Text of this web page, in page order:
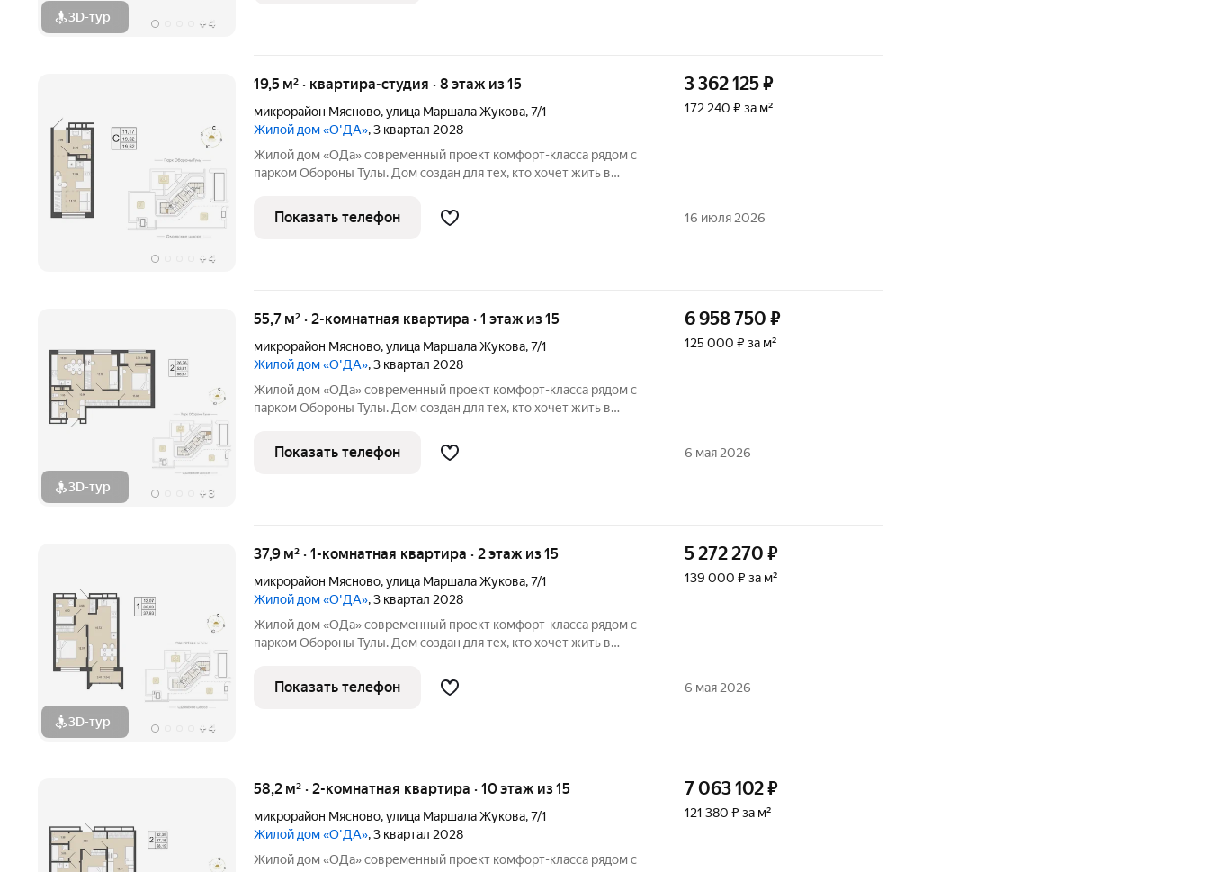
3D-тур + 4
+ 4
19,5 м² · квартира-студия · 8 этаж из 15
микрорайон Мясново,улица Маршала Жукова,7/1
Жилой дом «О'ДА», 3 квартал 2028
Жилой дом «ОДа» современный проект комфорт-класса рядом с
парком Обороны Тулы. Дом создан для тех, кто хочет жить в
центра около 20 минут. Локация и окружение ключевое
преимущество Дом
3 362 125₽
172 240 ₽ за м²
Показать телефон 16 июля 2026
3D-тур + 3
55,7 м² · 2-комнатная квартира · 1 этаж из 15
микрорайон Мясново,улица Маршала Жукова,7/1
Жилой дом «О'ДА», 3 квартал 2028
Жилой дом «ОДа» современный проект комфорт-класса рядом с
парком Обороны Тулы. Дом создан для тех, кто хочет жить в
центра около 20 минут. Локация и окружение ключевое
преимущество Дом
6 958 750 ₽
125 000 ₽ за м²
Показать телефон 6 мая 2026
3D-тур + 4
37,9 м² · 1-комнатная квартира · 2 этаж из 15
микрорайон Мясново,улица Маршала Жукова,7/1
Жилой дом «О'ДА», 3 квартал 2028
Жилой дом «ОДа» современный проект комфорт-класса рядом с
парком Обороны Тулы. Дом создан для тех, кто хочет жить в
центра около 20 минут. Локация и окружение ключевое
преимущество Дом
5 272 270 ₽
139 000 ₽ за м²
Показать телефон 6 мая 2026
58,2 м² · 2-комнатная квартира · 10 этаж из 15
микрорайон Мясново,улица Маршала Жукова,7/1
Жилой дом «О'ДА», 3 квартал 2028
Жилой дом «ОДа» современный проект комфорт-класса рядом с
7 063 102₽
121 380 ₽ за м²